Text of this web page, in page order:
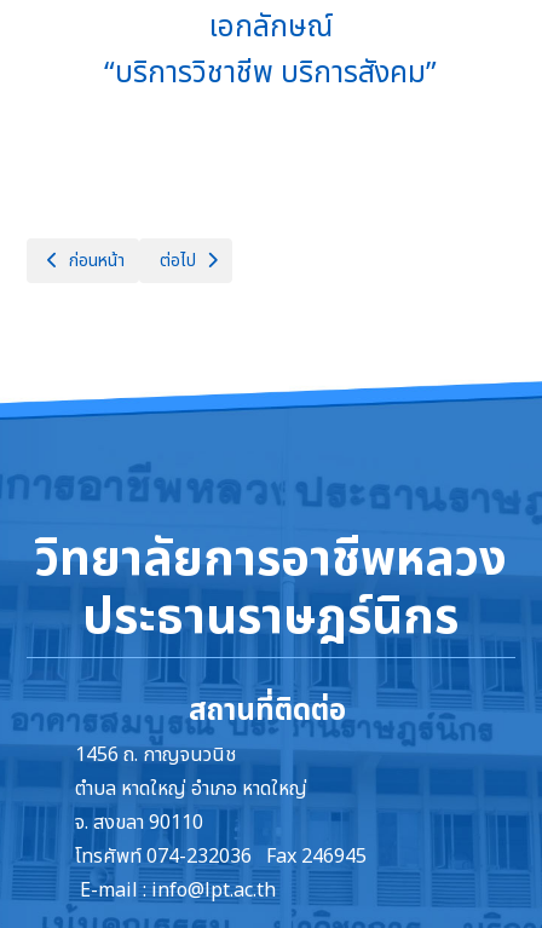
เอกลักษณ์
“บริการวิชาชีพ บริการสังคม”
เนื้อหาก่อนหน้า: รายงานการประเมินตนเอง
ก่อนหน้า เนื้อหาถัดไป: พันธกิจ
ต่อไป
วิทยาลัยการอาชีพหลวง
ประธานราษฎร์นิกร
สถานที่ติดต่อ
1456 ถ. กาญจนวนิช
ตำบล หาดใหญ่ อำเภอ หาดใหญ่
จ. สงขลา 90110
โทรศัพท์ 074-232036 Fax 246945
E-mail : info@lpt.ac.th